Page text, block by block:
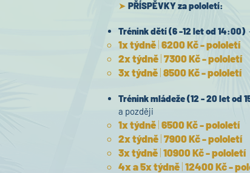
➤ PŘÍSPĚVKY za pololetí:
Trénink dětí (6 -12 let od 14:00)-
1x týdně 6200 Kč - pololetí
2x týdně 7300 Kč - pololetí
3x týdně 8500 Kč - pololetí
Trénink mládeže (12 - 20 let od
a později
1x týdně 6500 Kč - pololetí
2x týdně 7900 Kč - pololetí
3x týdně 10900 Kč - pololetí
4x a 5x týdně 12400 Kč -